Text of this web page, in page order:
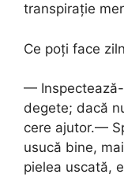
transpirație
Ce poți face
—
degete; dacă
cere ajutor.—
usucă bine,
pielea uscată,